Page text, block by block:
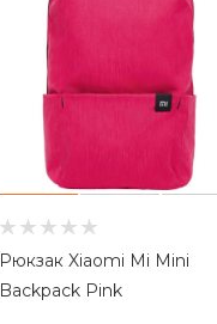
Рюкзак Xiaomi Mi Mini
Backpack Pink